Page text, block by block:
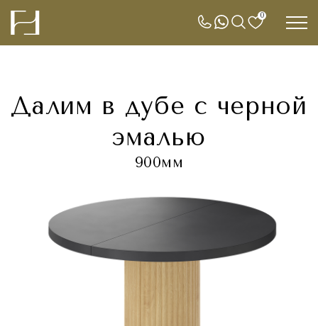
0
Далим в дубе с черной
эмалью
900мм